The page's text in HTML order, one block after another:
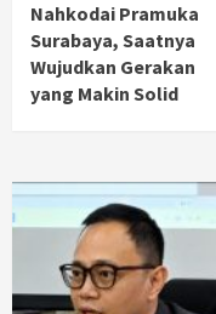
Nahkodai Pramuka
Surabaya, Saatnya
Wujudkan Gerakan
yang Makin Solid